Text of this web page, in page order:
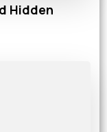
Hidden